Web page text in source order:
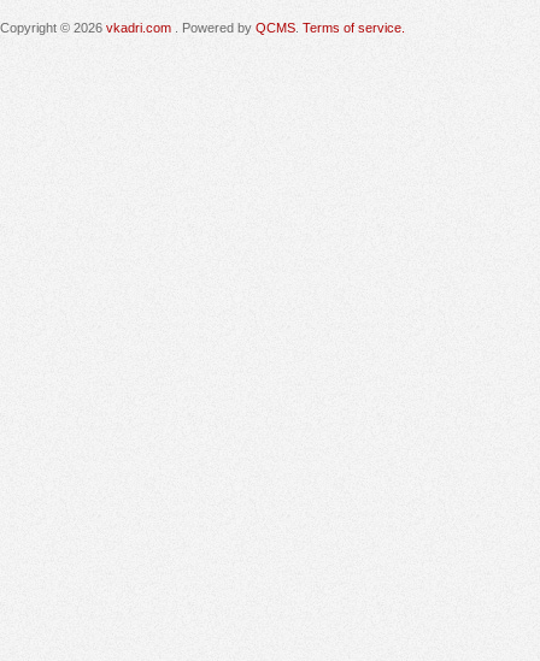
Copyright © 2026 vkadri.com . Powered by QCMS Terms of service.